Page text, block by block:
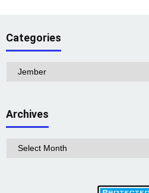
Categories
Categories
Archives
Archives